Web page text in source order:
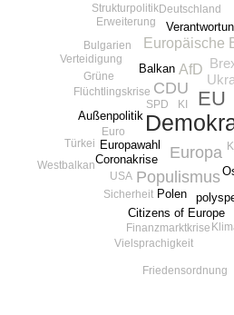
EU
Europa
CDU
Populismus
AfD
Europäische
Europawahl
Balkan
Coronakrise
Außenpolitik
Citizens of Europe
Polen
Finanzmarktkrise
Flüchtlingskrise
Euro
USA
SPD
Deutschland
Grüne
Sicherheit
Strukturpolitik
Türkei
Vielsprachigkeit
Bulgarien
Erweiterung
Friedensordnung
KI
Verteidigung
Westbalkan